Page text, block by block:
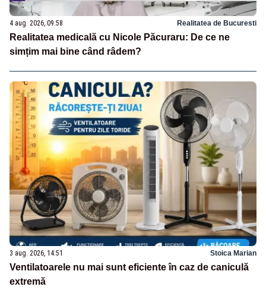
4 aug. 2026, 09:58 Realitatea de Bucuresti
Realitatea medicală cu Nicole Păcuraru: De ce ne
simțim mai bine când râdem?
3 aug. 2026, 14:51 Stoica Marian
Ventilatoarele nu mai sunt eficiente în caz de caniculă
extremă